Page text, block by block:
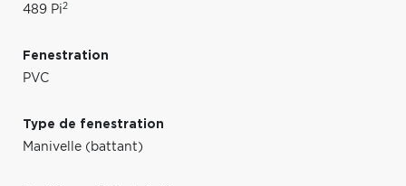
489 Pi2
Fenestration
PVC
Type de fenestration
Manivelle (battant)